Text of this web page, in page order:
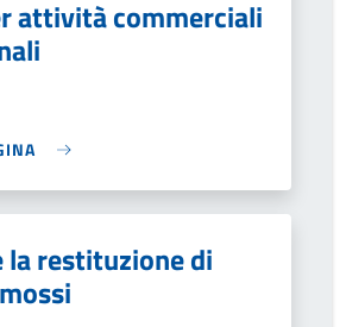
attività commerciali
la restituzione di